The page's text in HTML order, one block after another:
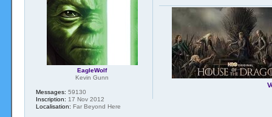
EagleWolf
Kevin Gunn
Messages: 59130
Inscription: 17 Nov 2012
Localisation: Far Beyond Here